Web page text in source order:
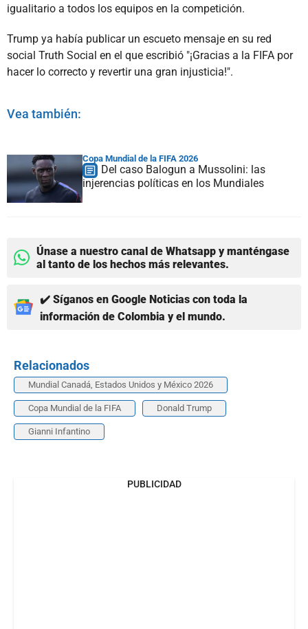
igualitario a todos los equipos en la competición.
Trump ya había publicar un escueto mensaje en su red
social Truth Social en el que escribió "¡Gracias a la FIFA por
hacer lo correcto y revertir una gran injusticia!".
Vea también:
Copa Mundial de la FIFA 2026
Del caso Balogun a Mussolini: las
injerencias políticas en los Mundiales
Únase a nuestro canal de Whatsapp y manténgase
al tanto de los hechos más relevantes.
✔️ Síganos en Google Noticias con toda la
información de Colombia y el mundo.
Relacionados
Mundial Canadá, Estados Unidos y México 2026
Copa Mundial de la FIFA Donald Trump
Gianni Infantino
PUBLICIDAD